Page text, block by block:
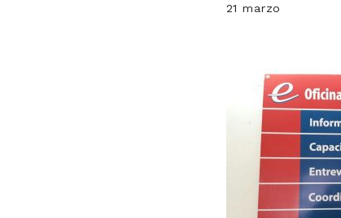
21 marzo